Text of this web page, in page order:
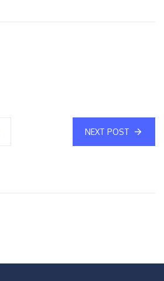
NEXT POST